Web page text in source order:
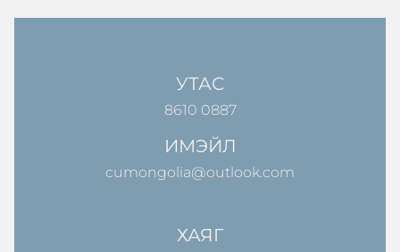
УТАС
8610 0887
ИМЭЙЛ
cumongolia@outlook.com
ХАЯГ